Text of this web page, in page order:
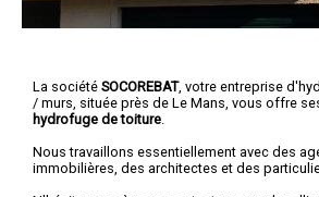
La société SOCOREBAT, votre entreprise
/ murs, située près de Le Mans, vous offre
hydrofuge de toiture
Nous travaillons essentiellement avec des
immobilières, des architectes et des